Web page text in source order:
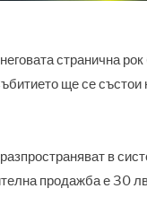
странична
ще се състои
в
продажба е 30